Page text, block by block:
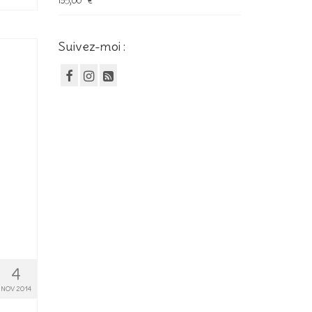
4
NOV 2014
Note 5.00
Suivez-moi :